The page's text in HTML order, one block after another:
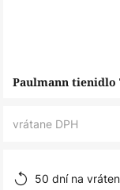
Preskočiť
Paulmann tienidlo
vrátane DPH
50 dní na